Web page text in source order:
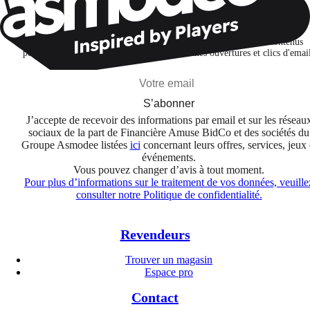
Restons connectés !
Je m'abonne pour découvrir des jeux, des nouveautés et des contenus
personnalisés selon mes centres d'intérêt et mes ouvertures et clics
S’abonner
J’accepte de recevoir des informations par email et sur les
sociaux de la part de Financière Amuse BidCo et des sociétés du
Groupe Asmodee listées ici concernant leurs offres, services, jeux
événements.
Vous pouvez changer d’avis à tout moment.
Pour plus d’informations sur le traitement de vos données,
consulter notre Politique de confidentialité.
Revendeurs
Trouver un magasin
Espace pro
Contact